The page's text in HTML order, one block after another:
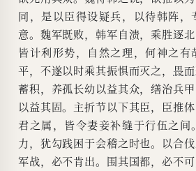
同，是以臣得设疑兵，以待韩阵，
意。魏军既败，韩军自溃，乘胜逐北
皆计利形势，自然之理，何神之
平，不遂以时乘其振惧而灭之， 畏
蓄积，养孤长幼以益其众，缮治兵
以益其固。主折节以下其臣，臣推
君之属，皆令妻妾补缝于行伍之间
力，犹勾践困于会稽之时也。以合
军战，必不肯出。围其国都，必不